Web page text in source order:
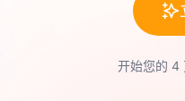
开始您的 4